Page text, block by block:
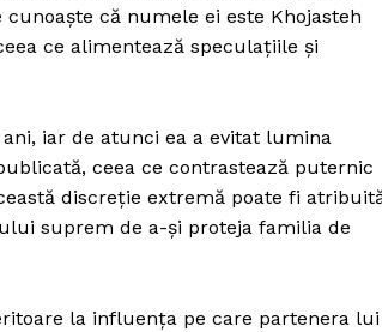
că numele ei este Khojasteh
ce alimentează speculațiile și
iar de atunci ea a evitat lumina
ceea ce contrastează puternic
discreție extremă poate fi
suprem de a-și proteja familia de
la influența pe care partenera lui